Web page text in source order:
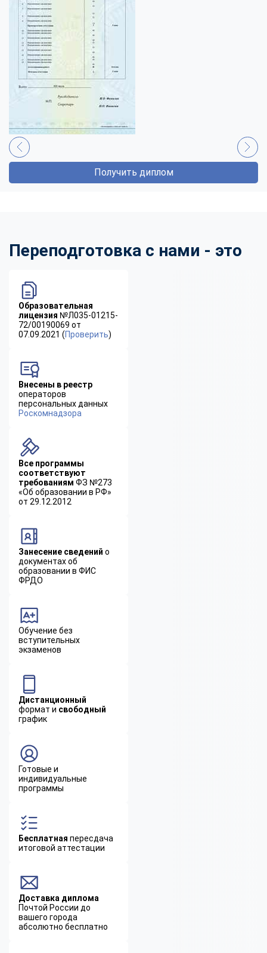
Получить диплом
Переподготовка с нами - это
Образовательная
лицензия №Л035-01215-
72/00190069 от
07.09.2021 (Проверить)
Внесены в реестр
операторов
персональных данных
Роскомнадзора
Все программы
соответствуют
требованиям ФЗ №273
«Об образовании в РФ»
от 29.12.2012
Занесение сведений о
документах об
образовании в ФИС
ФРДО
Обучение без
вступительных
экзаменов
Дистанционный
формат и свободный
график
Готовые и
индивидуальные
программы
Бесплатная пересдача
итоговой аттестации
Доставка диплома
Почтой России до
вашего города
абсолютно бесплатно